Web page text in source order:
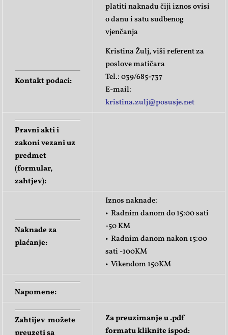
platiti naknadu čiji iznos ovisi
o danu i satu sudbenog
vjenčanja
Kontakt podaci:
Kristina Žulj, viši referent za
poslove matičara
Tel.: 039/685-737
E-mail:
kristina.zulj@posusje.net
Pravni akti i
zakoni vezani uz
predmet
(formular,
zahtjev):
Naknade za
plaćanje:
Iznos naknade:
• Radnim danom do 15:00 sati
-50 KM
• Radnim danom nakon 15:00
sati -100KM
• Vikendom 150KM
Napomene:
Zahtijev možete
Za preuzimanje u .pdf
formatu kliknite ispod: